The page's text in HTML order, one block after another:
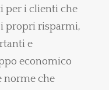
per i clienti che
propri risparmi,
e
economico
norme che